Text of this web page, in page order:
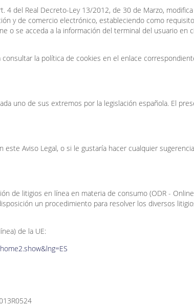
4 del Real Decreto-Ley 13/2012, de 30 de Marzo, modifica
y de comercio electrónico, estableciendo como
o se acceda a la información del terminal del usuario en
la política de cookies en el enlace
uno de sus extremos por la legislación española. El
Aviso Legal, o si le gustaría hacer cualquier
de litigios en línea en materia de consumo (ODR -
un procedimiento para resolver los diversos
de la UE: